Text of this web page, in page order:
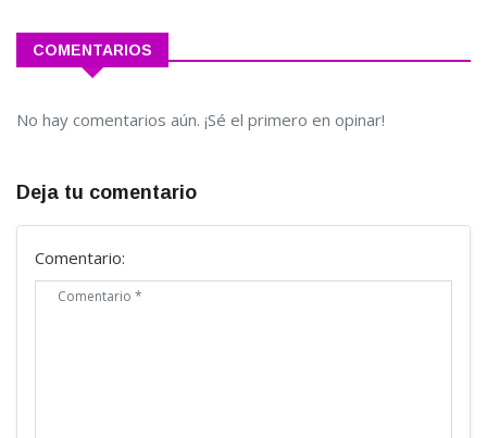
COMENTARIOS
No hay comentarios aún. ¡Sé el primero en opinar!
Deja tu comentario
Comentario: